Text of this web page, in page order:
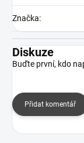
Značka:
Diskuze
Buďte první, kdo
Přidat komentář